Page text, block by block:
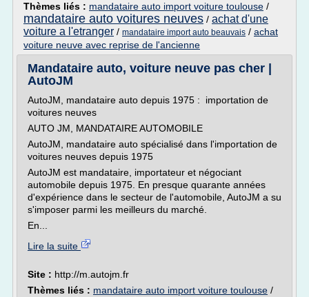
Thèmes liés : mandataire auto import voiture toulouse /
mandataire auto voitures neuves / achat d'une
voiture a l'etranger / mandataire import auto beauvais / achat
voiture neuve avec reprise de l'ancienne
Mandataire auto, voiture neuve pas cher |
AutoJM
AutoJM, mandataire auto depuis 1975 : importation de
voitures neuves
AUTO JM, MANDATAIRE AUTOMOBILE
AutoJM, mandataire auto spécialisé dans l'importation de
voitures neuves depuis 1975
AutoJM est mandataire, importateur et négociant
automobile depuis 1975. En presque quarante années
d'expérience dans le secteur de l'automobile, AutoJM a su
s'imposer parmi les meilleurs du marché.
En...
Lire la suite
Site : http://m.autojm.fr
Thèmes liés : mandataire auto import voiture toulouse /